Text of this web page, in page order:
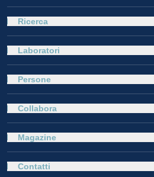
Ricerca
Laboratori
Persone
Collabora
Magazine
Contatti